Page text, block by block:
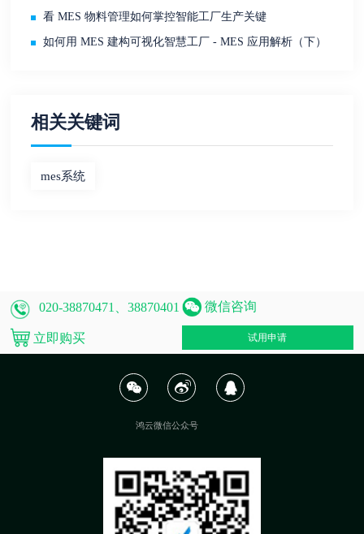
看 MES 物料管理如何掌控智能工厂生产关键
如何用 MES 建构可视化智慧工厂 - MES 应用解析（下）
相关关键词
mes系统
020-38870471、38870401 微信咨询
立即购买 试用申请
鸿云微信公众号